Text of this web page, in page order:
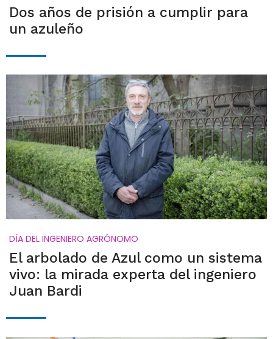
Dos años de prisión a cumplir para
un azuleño
DÍA DEL INGENIERO AGRÓNOMO
El arbolado de Azul como un sistema
vivo: la mirada experta del ingeniero
Juan Bardi